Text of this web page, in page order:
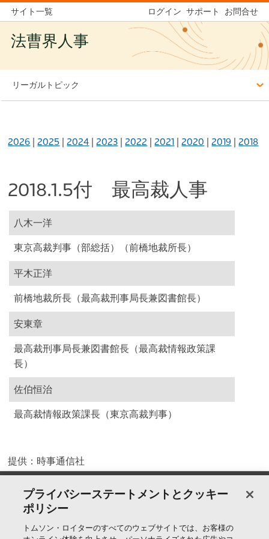
サイト一覧 ログイン サポート お問合せ
法曹界人事
リーガルトピック
2026 |2025 |2024 |2023 |2022 |2021 |2020 |2019 |2018
2018.1.5付 最高裁人事
八木一洋
東京高裁判事（部総括）（前橋地裁所長）
平木正洋
前橋地裁所長（最高裁刑事局長兼図書館長）
安東章
最高裁刑事局長兼図書館長（最高裁情報政策課
長）
佐伯恒治
最高裁情報政策課長（東京高裁判事）
提供：時事通信社
製品＆サービス
サポート
プライバシーステートメントとクッキー
ポリシー
トムソン・ロイターのすべてのウェブサイトでは、お客様の